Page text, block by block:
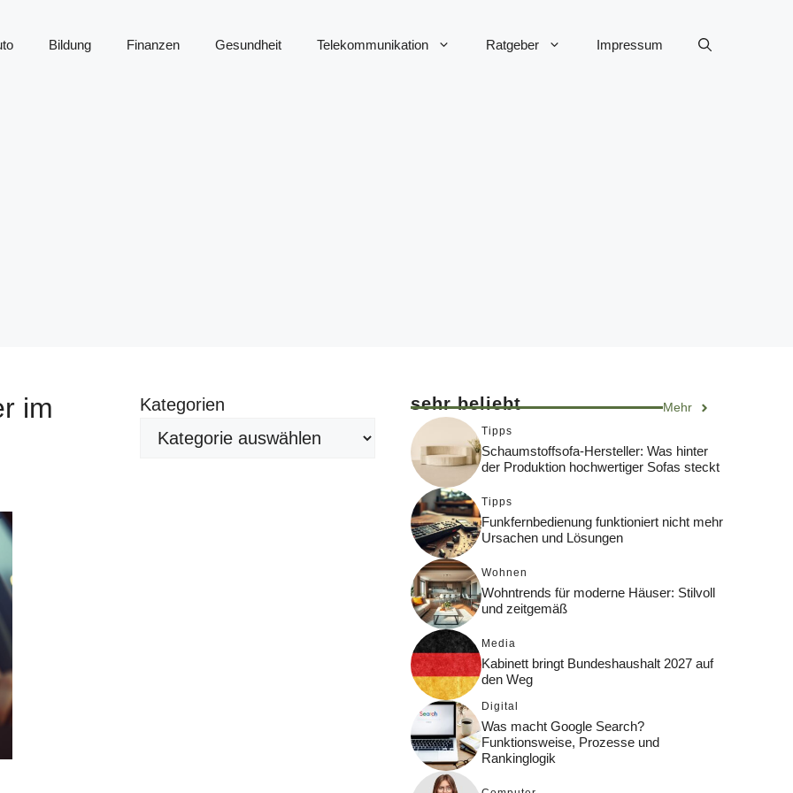
Bildung Finanzen Gesundheit Telekommunikation Ratgeber Impressum
im
Kategorien sehr beliebt Mehr
Tipps
Schaumstoffsofa-Hersteller: Was hinter
der Produktion hochwertiger Sofas steckt
Tipps
Funkfernbedienung funktioniert nicht mehr
Ursachen und Lösungen
Wohnen
Wohntrends für moderne Häuser: Stilvoll
und zeitgemäß
Media
Kabinett bringt Bundeshaushalt 2027 auf
den Weg
Digital
Was macht Google Search?
Funktionsweise, Prozesse und
Rankinglogik